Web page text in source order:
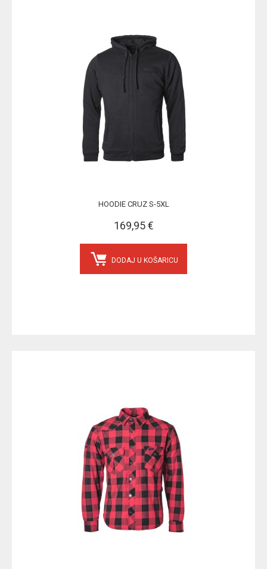
HOODIE CRUZ S-5XL
169,95 €
DODAJ U KOŠARICU